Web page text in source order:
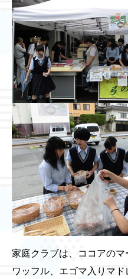
家庭クラブは、ココアの
ワッフル、エゴマ入りマ